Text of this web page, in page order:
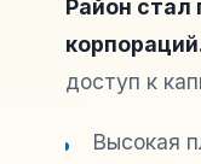
Район стал
доступ к
Высокая